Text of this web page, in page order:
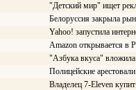
"Детский мир" ищет
Белоруссия закрыла
Yahoo! запустила
Amazon открывается в
"Азбука вкуса"
Полицейские
Владелец 7-Eleven